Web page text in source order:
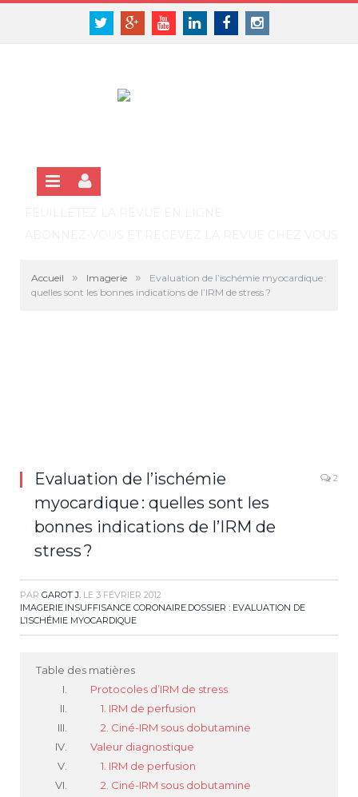
Panneau de gestion des cookies
TwitterGoogle+YoutubeLinkedinFacebookInstagram
SE CONNECTER
Accueil » Imagerie »
Evaluation de l’ischémie myocardique :
quelles sont les bonnes indications de l’IRM de stress ?
Evaluation de l’ischémie
myocardique : quelles sont les
bonnes indications de l’IRM de
stress ?
2
PAR GAROT J. LE 3 FÉVRIER 2012
IMAGERIE,INSUFFISANCE CORONAIRE,DOSSIER : EVALUATION DE
L’ISCHÉMIE MYOCARDIQUE
Table des matières
Protocoles d’IRM de stress
1. IRM de perfusion
2. Ciné-IRM sous dobutamine
Valeur diagnostique
1. IRM de perfusion
2. Ciné-IRM sous dobutamine